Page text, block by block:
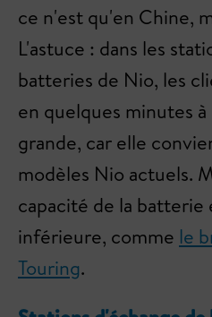
ce n'est qu'en Chine,
L'astuce : dans les
batteries de Nio, les
en quelques minutes
grande, car elle
modèles Nio actuels.
capacité de la
inférieure, comme le
Touring.